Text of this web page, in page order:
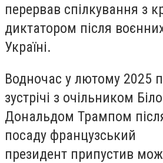
перервав спілкування з
диктатором після
Україні.
Водночас у лютому 2025
зустрічі з очільником
Дональдом Трампом
посаду французський
президент припустив